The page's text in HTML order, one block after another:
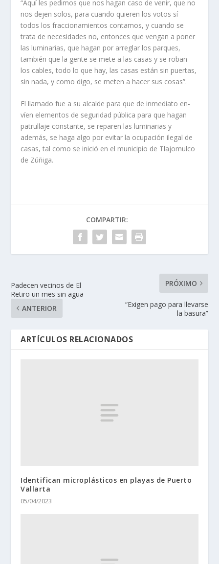
“Aquí les pedimos que nos hagan caso de venir, que no
nos dejen solos, para cuando quieren los votos sí
todos los fraccionamientos contamos, y cuando se
trata de necesida­des no, entonces que vengan a poner
las luminarias, que hagan por arreglar los par­ques,
también que la gente se mete a las casas y se roban
los cables, todo lo que hay, las casas están sin puertas,
sin nada, y como digo, se meten a hacer sus cosas”.
El llamado fue a su alcal­de para que de inmediato en­
víen elementos de seguridad pública para que hagan
patru­llaje constante, se reparen las luminarias y
además, se haga algo por evitar la ocupación ilegal de
casas, tal como se inició en el municipio de Tla­jomulco
de Zúñiga.
COMPARTIR:
Padecen vecinos de El
Retiro un mes sin agua
ANTERIOR
PRÓXIMO
“Exigen pago para llevarse
la basura”
ARTÍCULOS RELACIONADOS
Identifican microplásticos en playas de Puerto
Vallarta
05/04/2023